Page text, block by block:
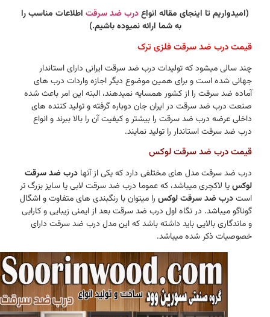
(امیدواریم تا اینجای مقاله انواعدرب ضد سرقتاطلاعات مناسب را
به شما ارائه نمیوده باشیم.)
قیمت درب ضد سرقت فلزی ترک
چند سالی میشود که تولیدات درب ضد سرقت ایرانی دارای استاندار
جهانی شده است و برای همین موضوع دیگر اجازه واردات درب های
آماده ضد سرقت را از کشور همسایه نمیدهند، البته این امر باعث شده
صنعت درب ضد سرقت در ایران جان دوباره گرفته و تولید کننده های
داخلی عرضه درب ضد سرقت را بیشتر و کیفیت آن را بالا ببرند و انواع
درب ضد سرقت استاندار را تولید نمایند.
قیمت درب ضد سرقت لوکس
درب ضد سرقت مدل های مختلفی دارد که یکی از آنهادرب ضد سرقت
لوکسیا لاکچری میباشد، که عموما درب ضد سرقت لابی یا سایز بزرگ تر
استدرب ضد سرقت لوکسرا میتوان با رنگبندی های متفاوت و اشگال
گوناگو میباشد. در نگاه اول درب ضد سرقت بعد از ایمنی زیبایی و کارایی
و ماندگاری بالایی باید داشته باشد که این مدل درب ضد سرقت دارای
خصوصیات ذکر شده میباشد.